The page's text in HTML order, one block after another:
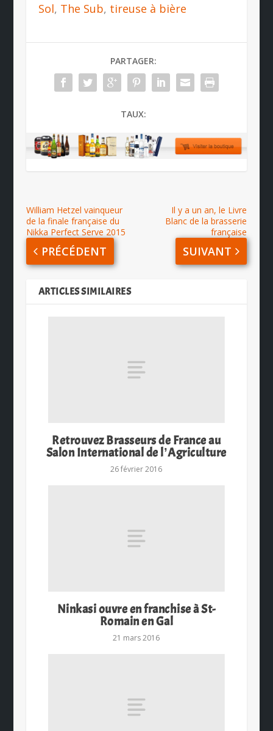
Sol, The Sub, tireuse à bière
PARTAGER:
TAUX:
William Hetzel vainqueur
de la finale française du
Nikka Perfect Serve 2015
PRÉCÉDENT
Il y a un an, le Livre
Blanc de la brasserie
française
SUIVANT
ARTICLES SIMILAIRES
Retrouvez Brasseurs de France au
Salon International de lʼAgriculture
26 février 2016
Ninkasi ouvre en franchise à St-
Romain en Gal
21 mars 2016